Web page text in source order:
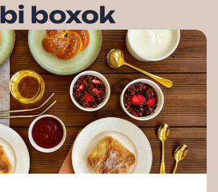
boxok